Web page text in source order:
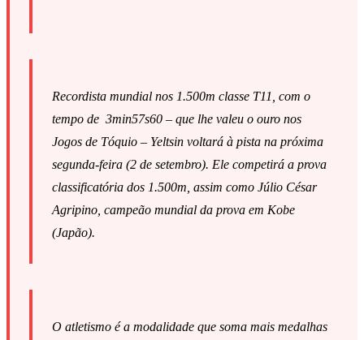
Recordista mundial nos 1.500m classe T11, com o
tempo de 3min57s60 – que lhe valeu o ouro nos
Jogos de Tóquio – Yeltsin voltará à pista na próxima
segunda-feira (2 de setembro). Ele competirá a prova
classificatória dos 1.500m, assim como Júlio César
Agripino, campeão mundial da prova em Kobe
(Japão).
O atletismo é a modalidade que soma mais medalhas